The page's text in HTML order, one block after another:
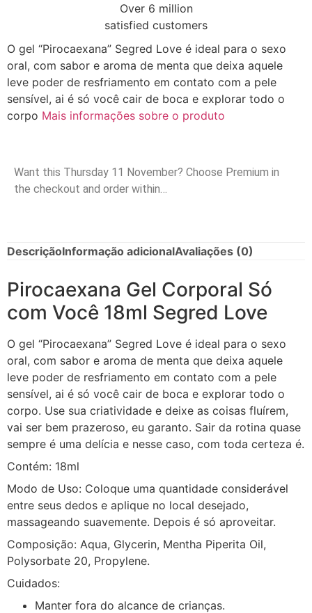
Over 6 million
satisfied customers
O gel “Pirocaexana” Segred Love é ideal para o sexo
oral, com sabor e aroma de menta que deixa aquele
leve poder de resfriamento em contato com a pele
sensível, ai é só você cair de boca e explorar todo o
corpo Mais informações sobre o produto
Want this Thursday 11 November? Choose Premium in
the checkout and order within…
DescriçãoInformação adicionalAvaliações (0)
Pirocaexana Gel Corporal Só
com Você 18ml Segred Love
O gel “Pirocaexana” Segred Love é ideal para o sexo
oral, com sabor e aroma de menta que deixa aquele
leve poder de resfriamento em contato com a pele
sensível, ai é só você cair de boca e explorar todo o
corpo. Use sua criatividade e deixe as coisas fluírem,
vai ser bem prazeroso, eu garanto. Sair da rotina quase
sempre é uma delícia e nesse caso, com toda certeza é.
Contém: 18ml
Modo de Uso: Coloque uma quantidade considerável
entre seus dedos e aplique no local desejado,
massageando suavemente. Depois é só aproveitar.
Composição: Aqua, Glycerin, Mentha Piperita Oil,
Polysorbate 20, Propylene.
Cuidados:
Manter fora do alcance de crianças.